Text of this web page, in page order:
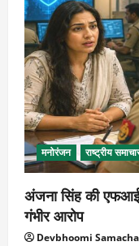
मनोरंजन राष्ट्रीय
अंजना सिंह की
गंभीर आरोप
Devbhoomi